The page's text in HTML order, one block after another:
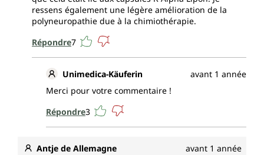
ressens également une légère amélioration de la
polyneuropathie due à la chimiothérapie.
Répondre7
Unimedica-Käuferin
avant 1 année
Merci pour votre commentaire !
Répondre3
Antje de Allemagne avant 1 année